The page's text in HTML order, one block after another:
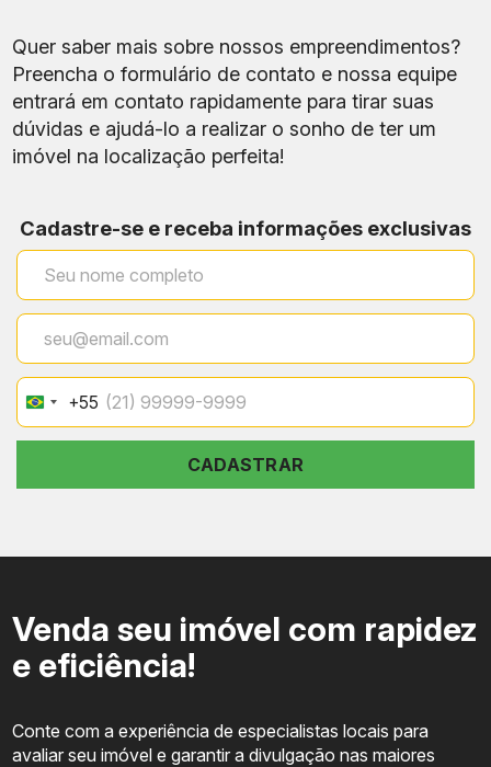
Quer saber mais sobre nossos empreendimentos?
Preencha o formulário de contato e nossa equipe
entrará em contato rapidamente para tirar suas
dúvidas e ajudá-lo a realizar o sonho de ter um
imóvel na localização perfeita!
Cadastre-se e receba informações exclusivas
Brazil
+55
+55
CADASTRAR
Venda seu imóvel com rapidez
e eficiência!
Conte com a experiência de especialistas locais para
avaliar seu imóvel e garantir a divulgação nas maiores